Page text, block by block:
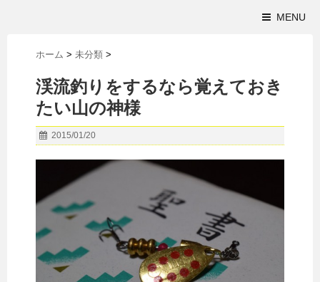
MENU
ホーム > 未分類 >
渓流釣りをするなら覚えておき
たい山の神様
2015/01/20